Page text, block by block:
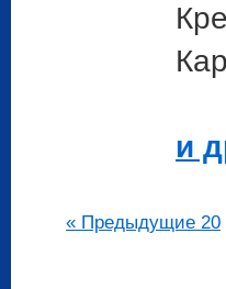
и
« Предыдущие 20